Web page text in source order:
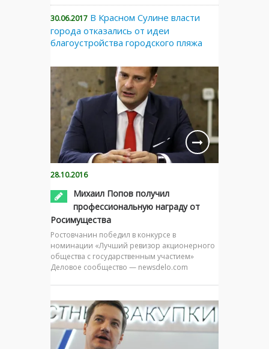
30.06.2017 В Красном Сулине власти
города отказались от идеи
благоустройства городского пляжа
28.10.2016
Михаил Попов получил
профессиональную награду от
Росимущества
Ростовчанин победил в конкурсе в
номинации «Лучший ревизор акционерного
общества с государственным участием»
Деловое сообщество — newsdelo.com